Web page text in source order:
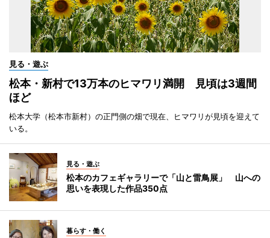
見る・遊ぶ
松本・新村で13万本のヒマワリ満開 見頃は3週間
ほど
松本大学（松本市新村）の正門側の畑で現在、ヒマワリが見頃を迎えて
いる。
見る・遊ぶ
松本のカフェギャラリーで「山と雷鳥展」 山への
思いを表現した作品350点
暮らす・働く